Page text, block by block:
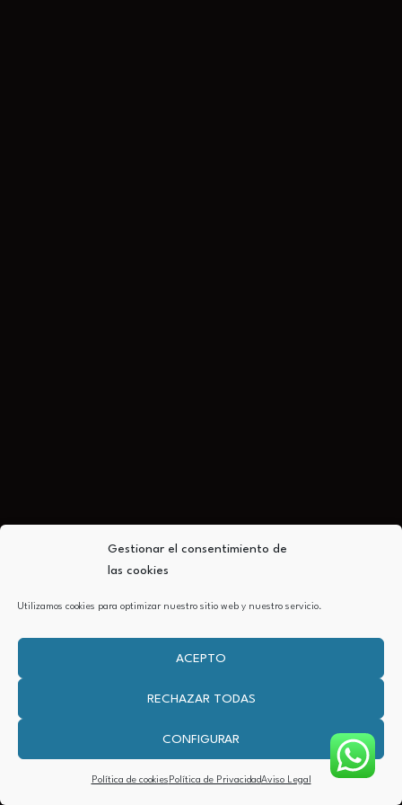
Gestionar el consentimiento de
las cookies
Utilizamos cookies para optimizar nuestro sitio web y nuestro servicio.
ACEPTO
RECHAZAR TODAS
CONFIGURAR
Política de cookies Política de PrivacidadAviso Legal